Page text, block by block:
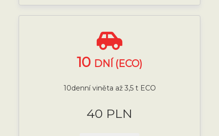
10 DNÍ (ECO)
10denní viněta až 3,5 t ECO
40 PLN